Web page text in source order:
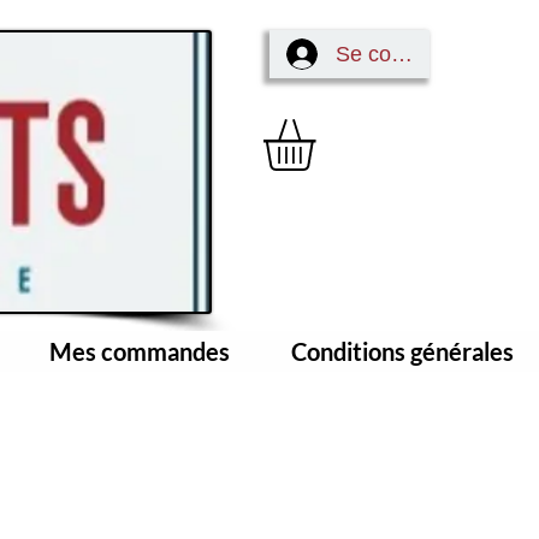
Se connecter
Mes commandes Conditions générales